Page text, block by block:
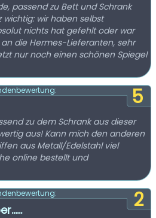
passend zu Bett und Schrank
wichtig: wir haben selbst
nichts hat gefehlt oder war
die Hermes-Lieferanten, sehr
nur noch einen schönen Spiegel
5
zu dem Schrank aus dieser
aus! Kann mich den anderen
aus Metall/Edelstahl viel
online bestellt und
2